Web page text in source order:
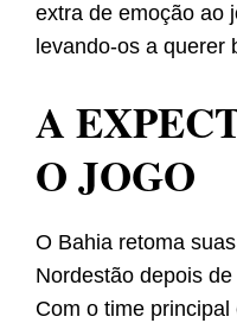
extra de emoção ao
levando-os a querer
A
O JOGO
O Bahia retoma
Nordestão depois
Com o time